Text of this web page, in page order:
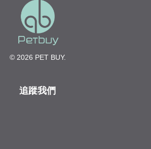
© 2026 PET BUY.
追蹤我們